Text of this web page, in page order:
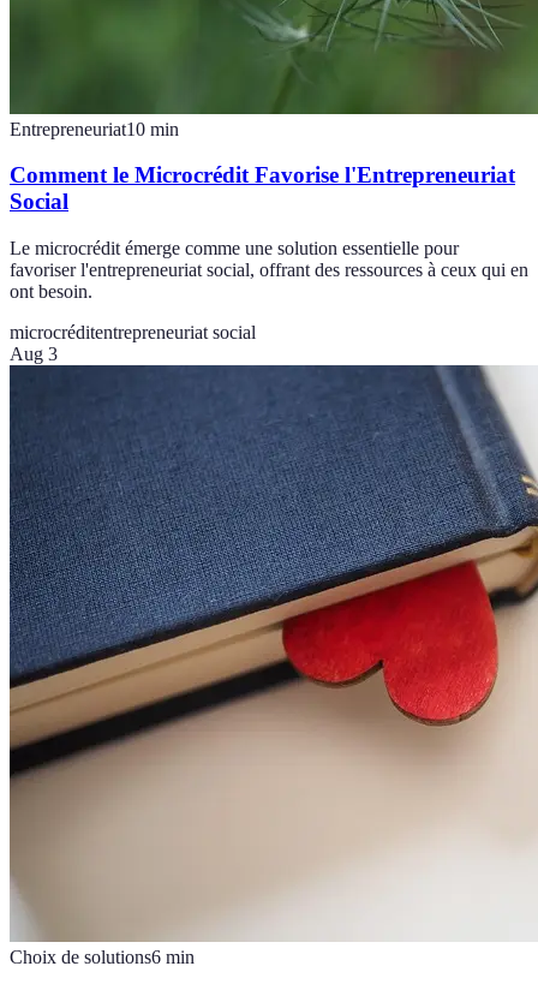
Entrepreneuriat10 min
Comment le Microcrédit Favorise l'Entrepreneuriat
Social
Le microcrédit émerge comme une solution essentielle pour
favoriser l'entrepreneuriat social, offrant des ressources à ceux qui en
ont besoin.
microcréditentrepreneuriat social
Aug 3
Choix de solutions6 min